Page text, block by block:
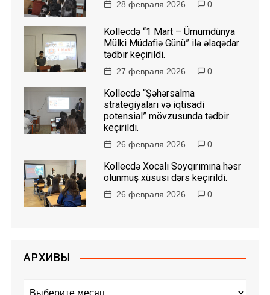
28 февраля 2026 0
Kollecdə “1 Mart – Ümumdünya
Mülki Müdafiə Günü” ilə əlaqədar
tədbir keçirildi.
27 февраля 2026 0
Kollecdə “Şəhərsalma
strategiyaları və iqtisadi
potensial” mövzusunda tədbir
keçirildi.
26 февраля 2026 0
Kollecdə Xocalı Soyqırımına həsr
olunmuş xüsusi dərs keçirildi.
26 февраля 2026 0
АРХИВЫ